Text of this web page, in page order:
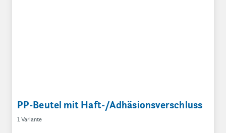
PP-Beutel mit Haft-/Adhäsionsverschluss
1 Variante